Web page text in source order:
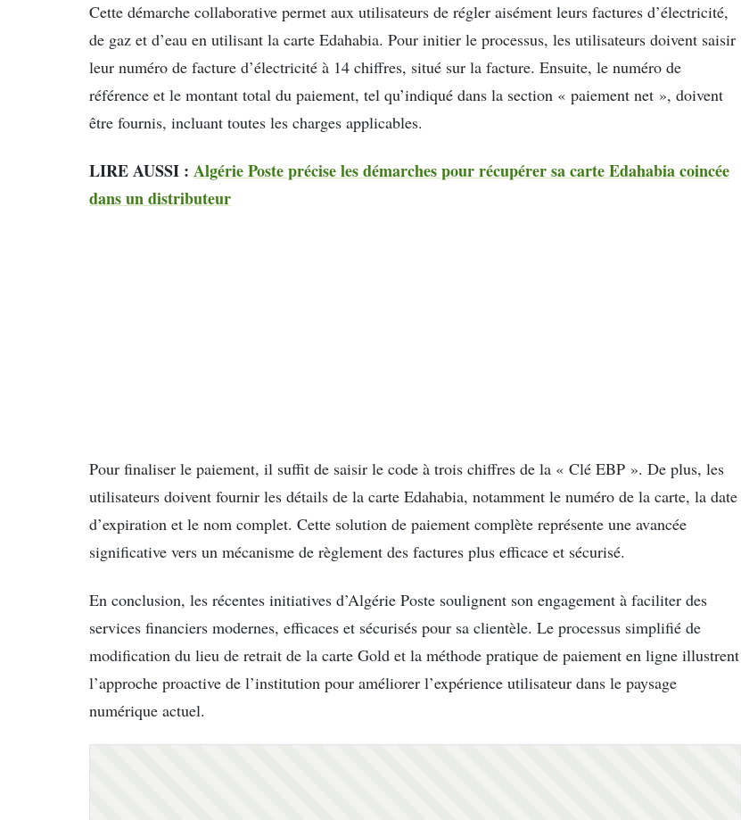
Cette démarche collaborative permet aux utilisateurs de régler aisément leurs factures d’électricité,
de gaz et d’eau en utilisant la carte Edahabia. Pour initier le processus, les utilisateurs doivent saisir
leur numéro de facture d’électricité à 14 chiffres, situé sur la facture. Ensuite, le numéro de
référence et le montant total du paiement, tel qu’indiqué dans la section « paiement net », doivent
être fournis, incluant toutes les charges applicables.
LIRE AUSSI : Algérie Poste précise les démarches pour récupérer sa carte Edahabia coincée
dans un distributeur
Pour finaliser le paiement, il suffit de saisir le code à trois chiffres de la « Clé EBP ». De plus, les
utilisateurs doivent fournir les détails de la carte Edahabia, notamment le numéro de la carte, la date
d’expiration et le nom complet. Cette solution de paiement complète représente une avancée
significative vers un mécanisme de règlement des factures plus efficace et sécurisé.
En conclusion, les récentes initiatives d’Algérie Poste soulignent son engagement à faciliter des
services financiers modernes, efficaces et sécurisés pour sa clientèle. Le processus simplifié de
modification du lieu de retrait de la carte Gold et la méthode pratique de paiement en ligne illustrent
l’approche proactive de l’institution pour améliorer l’expérience utilisateur dans le paysage
numérique actuel.